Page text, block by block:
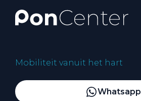
Mobiliteit vanuit het hart
Whatsapp